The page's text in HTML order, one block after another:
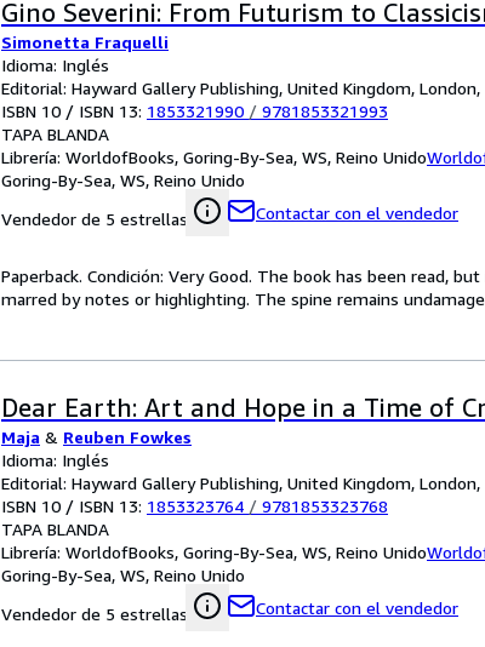
Gino Severini: From Futurism to
Simonetta Fraquelli
Idioma: Inglés
Editorial: Hayward Gallery Publishing, United Kingdom, London,
ISBN 10 / ISBN 13: 1853321990 / 9781853321993
TAPA BLANDA
Librería: WorldofBooks, Goring-By-Sea, WS, Reino Unido
Goring-By-Sea, WS, Reino Unido
Vendedor de 5 estrellas
Contactar con el vendedor
Paperback. Condición: Very Good. The book has been read,
marred by notes or highlighting. The spine remains
Dear Earth: Art and Hope in a Time of
Maja & Reuben Fowkes
Idioma: Inglés
Editorial: Hayward Gallery Publishing, United Kingdom, London,
ISBN 10 / ISBN 13: 1853323764 / 9781853323768
TAPA BLANDA
Librería: WorldofBooks, Goring-By-Sea, WS, Reino Unido
Goring-By-Sea, WS, Reino Unido
Vendedor de 5 estrellas
Contactar con el vendedor